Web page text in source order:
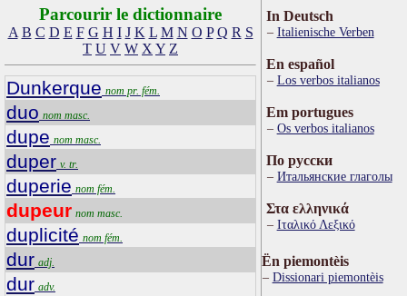
Parcourir le dictionnaire
A B C D E F G H I J K L M N O P Q R S
T U V W X Y Z
Dunkerque nom pr. fém.
duo nom masc.
dupe nom masc.
duper v. tr.
duperie nom fém.
dupeur nom masc.
duplicité nom fém.
dur adj.
dur adv.
In Deutsch
Italienische Verben
En español
Los verbos italianos
Em portugues
Os verbos italianos
По русски
Итальянские глаголы
Στα ελληνικά
Ιταλικό Λεξικό
Ën piemontèis
Dissionari piemontèis